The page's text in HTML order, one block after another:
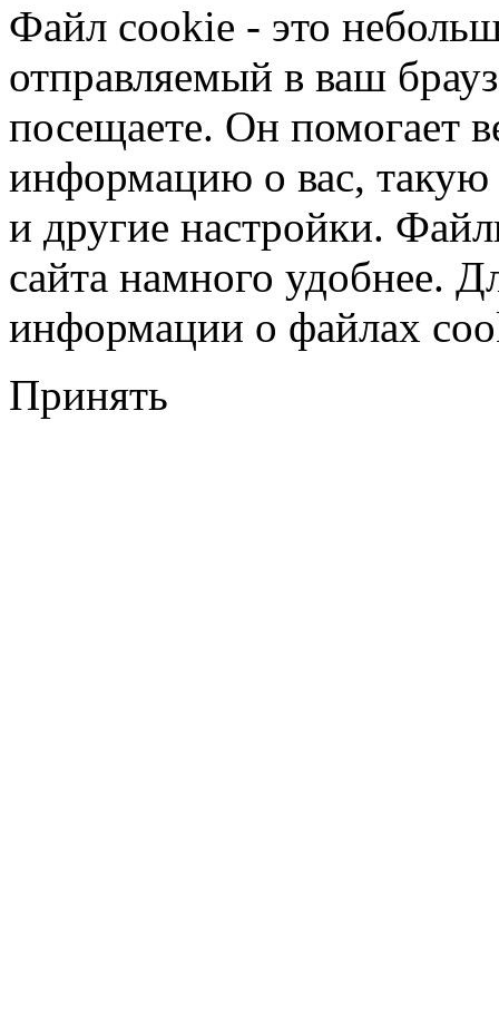
Файл cookie - это
отправляемый в ваш
посещаете. Он помогает
информацию о вас, такую
и другие настройки.
сайта намного удобнее.
информации о файлах
Принять